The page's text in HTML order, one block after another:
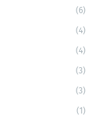
(6)
(4)
(4)
(3)
(3)
(1)